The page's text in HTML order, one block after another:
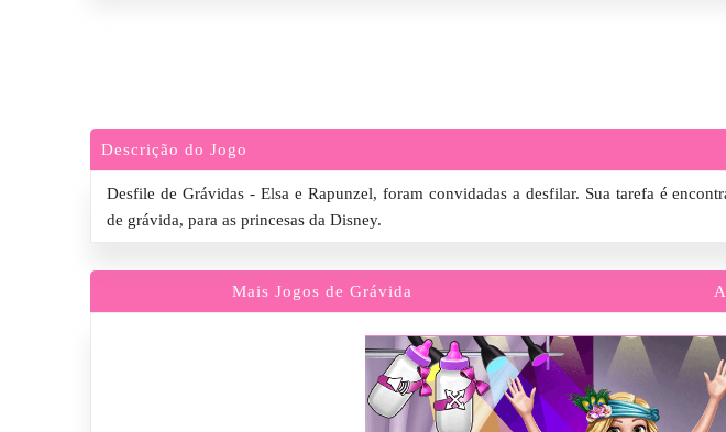
Descrição do Jogo
Desfile de Grávidas - Elsa e Rapunzel, foram convidadas a desfilar. Sua tarefa é
de grávida, para as princesas da Disney.
Mais Jogos de Grávida